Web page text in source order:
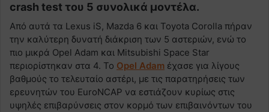
crash test του 5 συνολικά μοντέλα.
Από αυτά τα Lexus iS, Mazda 6 και Toyota Corolla πήραν
την καλύτερη δυνατή διάκριση των 5 αστεριών, ενώ το
πιο μικρά Opel Adam και Mitsubishi Space Star
περιορίστηκαν στα 4. Το Opel Adam έχασε για λίγους
βαθμούς το τελευταίο αστέρι, με τις παρατηρήσεις των
ερευνητών του EuroNCAP να εστιάζουν κυρίως στις
υψηλές επιβαρύνσεις στον κορμό των επιβαινόντων του